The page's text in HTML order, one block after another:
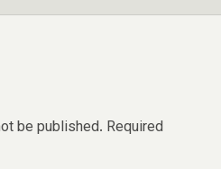
be published. Required